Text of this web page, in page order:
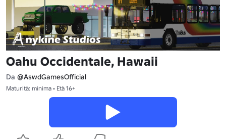
Oahu Occidentale, Hawaii
Da @AswdGamesOfficial
Maturità: minima • Età 16+